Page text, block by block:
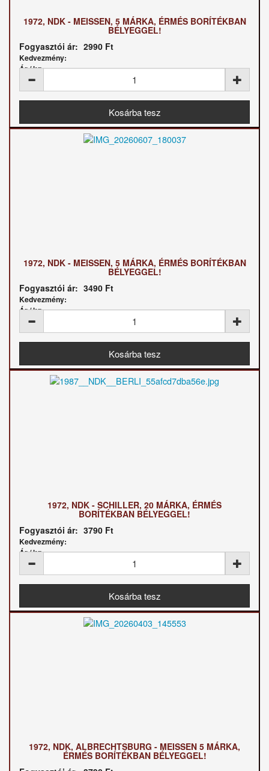
1972, NDK - MEISSEN, 5 MÁRKA, ÉRMÉS BORÍTÉKBAN
BÉLYEGGEL!
Fogyasztói ár: 2990 Ft
Kedvezmény:
Ár / kg:
1972, NDK - MEISSEN, 5 MÁRKA, ÉRMÉS BORÍTÉKBAN
BÉLYEGGEL!
Fogyasztói ár: 3490 Ft
Kedvezmény:
Ár / kg:
1972, NDK - SCHILLER, 20 MÁRKA, ÉRMÉS
BORÍTÉKBAN BÉLYEGGEL!
Fogyasztói ár: 3790 Ft
Kedvezmény:
Ár / kg:
1972, NDK, ALBRECHTSBURG - MEISSEN 5 MÁRKA,
ÉRMÉS BORÍTÉKBAN BÉLYEGGEL!